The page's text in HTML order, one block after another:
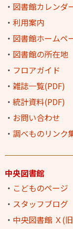
・ 図書館カレンダ
・ 利用案内
・ 図書館ホームペ
・ 図書館の所在地
・ フロアガイド
・ 雑誌一覧(PDF)
・ 統計資料(PDF)
・ お問い合わせ
・ 調べものリンク
中央図書館
・ こどものページ
・ スタッフブログ
・ 中央図書館 Ｘ(